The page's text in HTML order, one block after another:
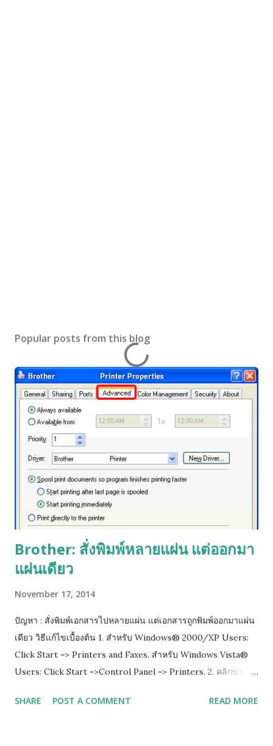
Popular posts from this blog
Brother: สั่งพิมพ์หลายแผ่น แต่ออกมา
แผ่นเดียว
November 17, 2014
ปัญหา : สั่งพิมพ์เอกสารไปหลายแผ่น แต่เอกสารถูกพิมพ์ออกมาแผ่น
เดียว วิธีแก้ไขเบื้องต้น 1. สำหรับ Windows® 2000/XP Users:
Click Start => Printers and Faxes. สำหรับ Windows Vista®
Users: Click Start =>Control Panel => Printers. 2. คลิกขวาที่
Advance แล้วติ๊กออกตรงช่อง Enable advanced printing
SHARE POST A COMMENT READ MORE